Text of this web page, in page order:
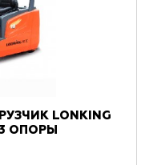
LONKING
ОПОРЫ